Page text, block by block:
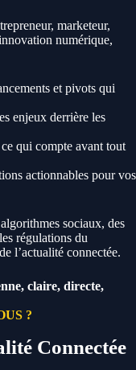
marketeur,
numérique,
et pivots qui
enjeux derrière les
qui compte avant tout
actionnables pour vos
sociaux, des
régulations du
l’actualité connectée.
claire, directe,
?
Connectée